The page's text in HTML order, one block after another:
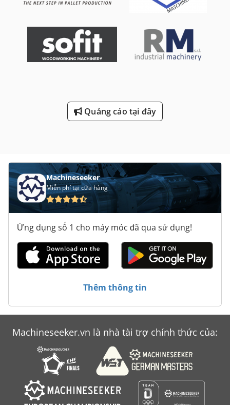
Quảng cáo tại đây
Machineseeker
Miễn phí tại cửa hàng
Ứng dụng số 1 cho máy móc đã qua sử dụng!
Thêm thông tin
Machineseeker.vn là nhà tài trợ chính thức của: